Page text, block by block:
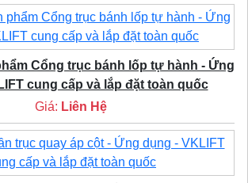
Cổng trục bánh lốp tự hành - Ứng
cung cấp và lắp đặt toàn quốc
Giá: Liên Hệ